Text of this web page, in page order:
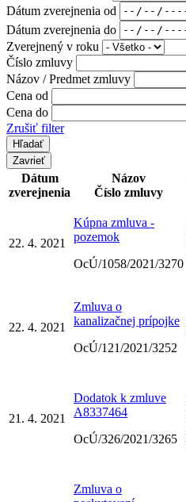
Dátum zverejnenia od
Dátum zverejnenia do
Zverejnený v roku
Číslo zmluvy
Názov / Predmet zmluvy
Cena od
Cena do
Zrušiť filter
Zavrieť
Dátum
zverejnenia
Názov
Číslo zmluvy
22. 4. 2021
Kúpna zmluva -
pozemok
OcÚ/1058/2021/3270
22. 4. 2021
Zmluva o
kanalizačnej prípojke
OcÚ/121/2021/3252
21. 4. 2021
Dodatok k zmluve
A8337464
OcÚ/326/2021/3265
Zmluva o